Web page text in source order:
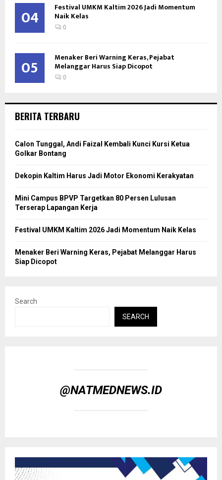
04 Festival UMKM Kaltim 2026 Jadi Momentum
Naik Kelas
0
05 Menaker Beri Warning Keras, Pejabat
Melanggar Harus Siap Dicopot
0
BERITA TERBARU
Calon Tunggal, Andi Faizal Kembali Kunci Kursi Ketua
Golkar Bontang
Dekopin Kaltim Harus Jadi Motor Ekonomi Kerakyatan
Mini Campus BPVP Targetkan 80 Persen Lulusan
Terserap Lapangan Kerja
Festival UMKM Kaltim 2026 Jadi Momentum Naik Kelas
Menaker Beri Warning Keras, Pejabat Melanggar Harus
Siap Dicopot
Search
SEARCH
@NATMEDNEWS.ID